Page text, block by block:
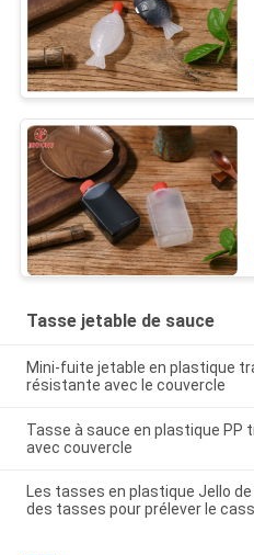
Tasse jetable de sauce
Mini-fuite jetable en plastique
résistante avec le couvercle
Tasse à sauce en plastique PP
avec couvercle
Les tasses en plastique Jello
des tasses pour prélever le